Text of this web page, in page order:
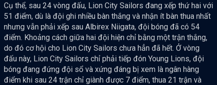
Cụ thể, sau 24 vòng đấu, Lion City Sailors đang xếp thứ hai với
51 điểm, dù là đội ghi nhiều bàn thắng và nhận ít bàn thua nhất
nhưng vẫn phải xếp sau Albirex Niigata, đội bóng đã có 54
điểm. Khoảng cách giữa hai đội hiện chỉ bằng một trận thắng,
do đó cơ hội cho Lion City Sailors chưa hẳn đã hết. Ở vòng
đấu này, Lion City Sailors chỉ phải tiếp đón Young Lions, đội
bóng đang đứng đội sổ và xứng đáng bị xem là ngân hàng
điểm khi sau 24 trận chỉ giành được 7 điểm, thua 21 trận và